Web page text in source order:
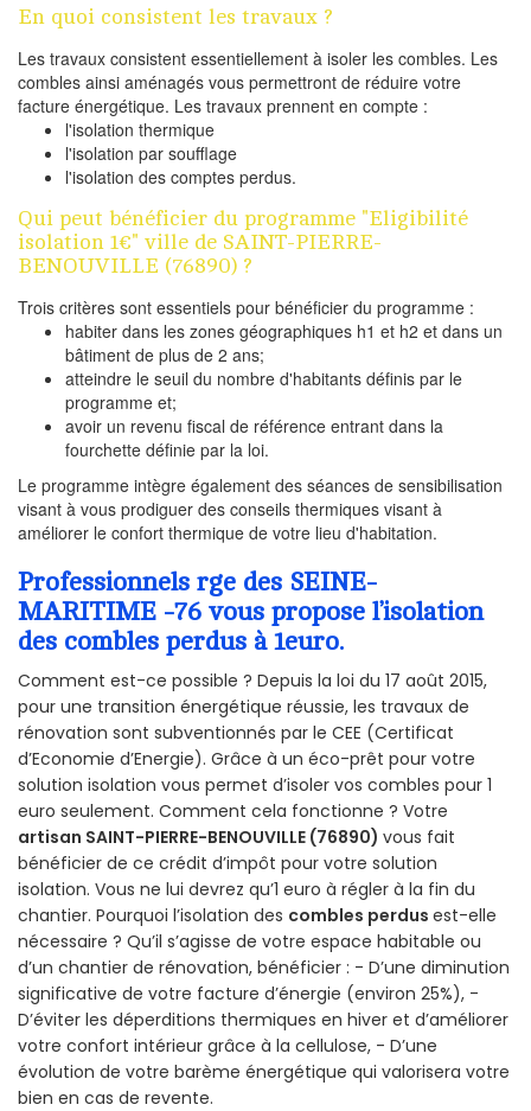
En quoi consistent les travaux ?
Les travaux consistent essentiellement à isoler les combles. Les
combles ainsi aménagés vous permettront de réduire votre
facture énergétique. Les travaux prennent en compte :
l'isolation thermique
l'isolation par soufflage
l'isolation des comptes perdus.
Qui peut bénéficier du programme "Eligibilité
isolation 1€" ville de SAINT-PIERRE-
BENOUVILLE (76890) ?
Trois critères sont essentiels pour bénéficier du programme :
habiter dans les zones géographiques h1 et h2 et dans un
bâtiment de plus de 2 ans;
atteindre le seuil du nombre d'habitants définis par le
programme et;
avoir un revenu fiscal de référence entrant dans la
fourchette définie par la loi.
Le programme intègre également des séances de sensibilisation
visant à vous prodiguer des conseils thermiques visant à
améliorer le confort thermique de votre lieu d'habitation.
Professionnels rge des SEINE-
MARITIME -76 vous propose l’isolation
des combles perdus à 1euro.
Comment est-ce possible ? Depuis la loi du 17 août 2015,
pour une transition énergétique réussie, les travaux de
rénovation sont subventionnés par le CEE (Certificat
d’Economie d’Energie). Grâce à un éco-prêt pour votre
solution isolation vous permet d’isoler vos combles pour 1
euro seulement. Comment cela fonctionne ? Votre
artisan SAINT-PIERRE-BENOUVILLE (76890) vous fait
bénéficier de ce crédit d’impôt pour votre solution
isolation. Vous ne lui devrez qu’1 euro à régler à la fin du
chantier. Pourquoi l’isolation des combles perdus est-elle
nécessaire ? Qu’il s’agisse de votre espace habitable ou
d’un chantier de rénovation, bénéficier : - D’une diminution
significative de votre facture d’énergie (environ 25%), -
D’éviter les déperditions thermiques en hiver et d’améliorer
votre confort intérieur grâce à la cellulose, - D’une
évolution de votre barème énergétique qui valorisera votre
bien en cas de revente.